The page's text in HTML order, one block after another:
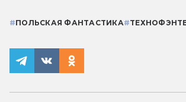
#ПОЛЬСКАЯ ФАНТАСТИКА#